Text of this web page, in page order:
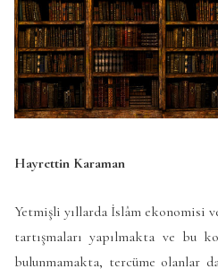
Hayrettin Karaman
Yetmişli yıllarda İslâm ekonomisi
tartışmaları yapılmakta ve bu
bulunmamakta, tercüme olanlar